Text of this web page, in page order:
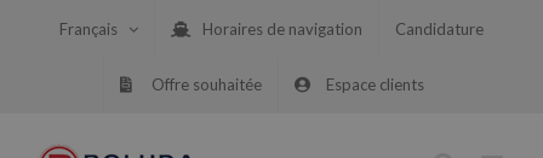
Français Horaires de navigation Candidature
Offre souhaitée Espace clients